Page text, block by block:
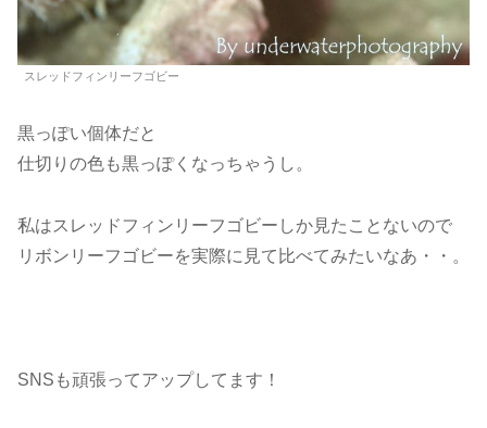
スレッドフィンリーフゴビー
黒っぽい個体だと
仕切りの色も黒っぽくなっちゃうし。
私はスレッドフィンリーフゴビーしか見たことないので
リボンリーフゴビーを実際に見て比べてみたいなあ・・。
SNSも頑張ってアップしてます！